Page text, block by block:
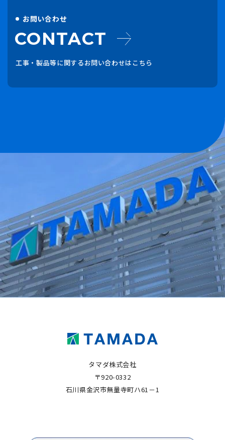
お問い合わせ
CONTACT
工事・製品等に関するお問い合わせはこちら
タマダ株式会社
〒920-0332
石川県金沢市無量寺町ハ61－1